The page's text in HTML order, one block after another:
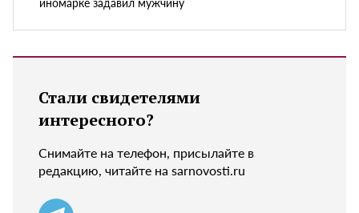
Стали свидетелями
интересного?
Снимайте на телефон, присылайте в
редакцию, читайте на sarnovosti.ru